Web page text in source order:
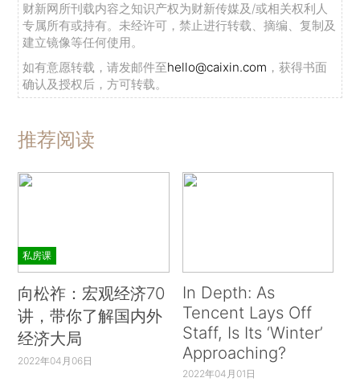
财新网所刊载内容之知识产权为财新传媒及/或相关权利人
专属所有或持有。未经许可，禁止进行转载、摘编、复制及
建立镜像等任何使用。
如有意愿转载，请发邮件至hello@caixin.com ，获得书面
确认及授权后，方可转载。
推荐阅读
私房课
向松祚：宏观经济70
讲，带你了解国内外
经济大局
2022年04月06日
In Depth: As
Tencent Lays Off
Staff, Is Its ‘Winter’
Approaching?
2022年04月01日